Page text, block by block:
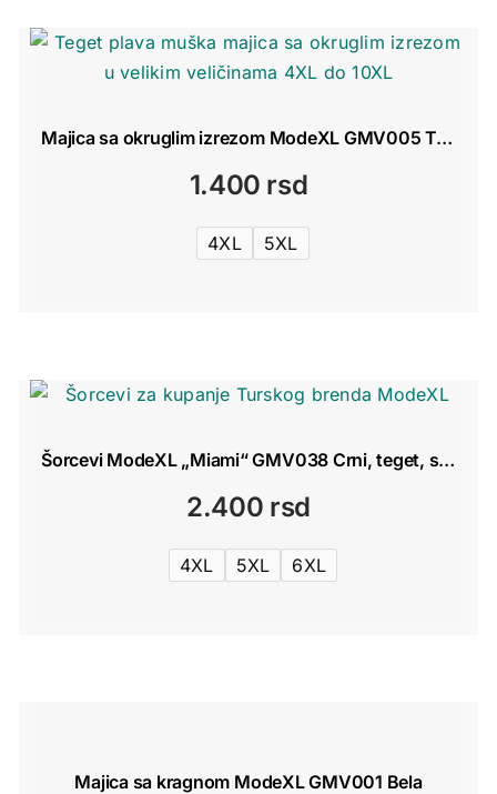
Majica sa okruglim izrezom ModeXL GMV005 Teget
1.400 rsd
4XL 5XL
Šorcevi ModeXL „Miami“ GMV038 Crni, teget, sivi
2.400 rsd
4XL 5XL 6XL
Majica sa kragnom ModeXL GMV001 Bela